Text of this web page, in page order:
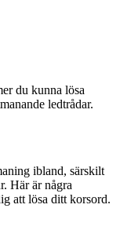
du kunna lösa
ledtrådar.
ibland, särskilt
Här är några
att lösa ditt korsord.